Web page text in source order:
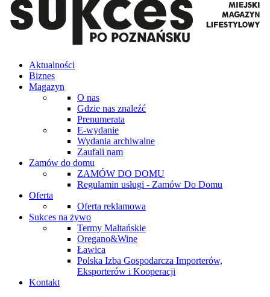
Aktualności
Biznes
Magazyn
O nas
Gdzie nas znaleźć
Prenumerata
E-wydanie
Wydania archiwalne
Zaufali nam
Zamów do domu
ZAMÓW DO DOMU
Regulamin usługi - Zamów Do Domu
Oferta
Oferta reklamowa
Sukces na żywo
Termy Maltańskie
Oregano&Wine
Ławica
Polska Izba Gospodarcza Importerów,
Eksporterów i Kooperacji
Kontakt